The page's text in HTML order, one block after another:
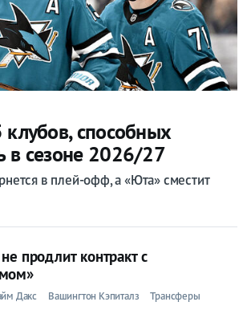
способных
в сезоне 2026/27
в плей-офф, а «Юта» сместит
продлит контракт с
Дакс Вашингтон Кэпиталз Трансферы